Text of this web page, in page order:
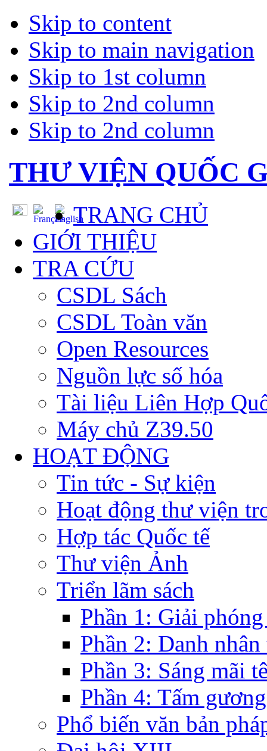
Skip to content
Skip to main navigation
Skip to 1st column
Skip to 2nd column
Skip to 2nd column
THƯ VIỆN QUỐC
TRANG CHỦ
GIỚI THIỆU
TRA CỨU
CSDL Sách
CSDL Toàn văn
Open Resources
Nguồn lực số hóa
Tài liệu Liên Hợp
Máy chủ Z39.50
HOẠT ĐỘNG
Tin tức - Sự kiện
Hoạt động thư viện
Hợp tác Quốc tế
Thư viện Ảnh
Triển lãm sách
Phần 1: Giải
Phần 2: Danh nhân
Phần 3: Sáng mãi
Phần 4: Tấm
Phổ biến văn bản